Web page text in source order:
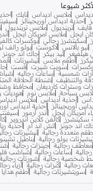
شيوعا
ملابس اديداس نايك
احذية اديداس اوريجينالز
ترينديول ملابس ترينديول
ايجل ملابس امريكان ايجل
سكيتشرز رجالي بوكسرات
نيو بالانس لاكوست بولو رالف
هيلفيغر تيد بيكر جاك اند جونز
أطقم ملابس تيشيرتات
سويت شيرت فست
شمسية ساعات رجاليه
والتنظيف
شنطة الحلاقة
وسترات كارديغان محافظ
سباحة ملابس نوم
أحذية أديداس ملابس
أوريجينالز أحذية أديداس
أمريكان إيجل أندر آرمور
سكيتشرز كالفن كلاين اندروير
اند جونز اتش اند ام أحذية
متعددة رجالية تيشيرتات
بولو رجالية بناطيل
معاطف رجالية جينزات رجالية
ساعات رجالية
شباشب
شخصية رجالية شورتات رجالية
رجالية كنزات رجالية أزياء
سويتشيرتات رجالية أطقم هدايا